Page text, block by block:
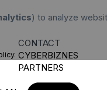
) to analyze
.
CONTACT
CYBERBIZNES
PARTNERS